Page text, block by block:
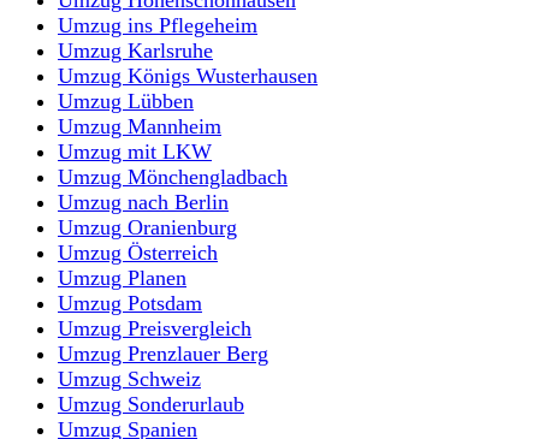
Umzug ins Pflegeheim
Umzug Karlsruhe
Umzug Königs Wusterhausen
Umzug Lübben
Umzug Mannheim
Umzug mit LKW
Umzug Mönchengladbach
Umzug nach Berlin
Umzug Oranienburg
Umzug Österreich
Umzug Planen
Umzug Potsdam
Umzug Preisvergleich
Umzug Prenzlauer Berg
Umzug Schweiz
Umzug Sonderurlaub
Umzug Spanien